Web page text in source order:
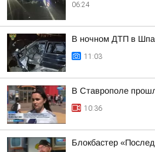
06:24
В ночном ДТП в
11:03
В Ставрополе
10:36
Блокбастер